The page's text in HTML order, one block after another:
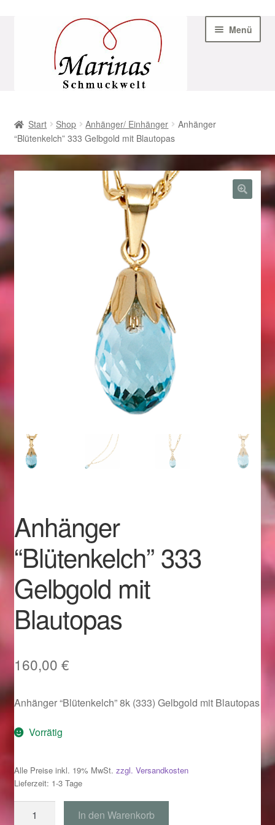
Navigation
Menü
AGB
Beispiel-Seite
Datenschutz
Geschenke zu Ostern 2023
Geschenke zu Ostern 2024
Geschenkideen für Weihnachten 2022
Geschenkideen für Weihnachten 2023
Geschenkideen für Weihnachten 2024
Geschenkideen für Weihnachten 2025
Halloween Schmuck online kaufen 2015
Halloween Schmuck online kaufen 2016
Halloween Schmuck online kaufen 2018
Im Gedenken an
Impressum
Karneval 2015 – Schmuck zu Fasching & Co.
Karneval 2019 – Schmuck zu Fasching & Co.
Kasse
Magisches und Festliches zu Halloween
Start Shop Anhänger/ Einhänger
Anhänger
“Blütenkelch” 333 Gelbgold mit Blautopas
Anhänger
“Blütenkelch” 333
Gelbgold mit
Blautopas
160,00 €
Anhänger “Blütenkelch” 8k (333) Gelbgold mit Blautopas
Vorrätig
Alle Preise inkl. 19% MwSt. zzgl. Versandkosten
Lieferzeit: 1-3 Tage
In den Warenkorb